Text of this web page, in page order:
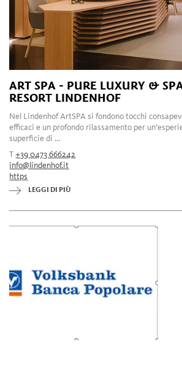
ART SPA - PURE LUXURY &
RESORT LINDENHOF
Nel Lindenhof ArtSPA si fondono tocchi
efficaci e un profondo rilassamento per
superficie di ...
T+39 0473 666242
info@lindenhof.it
https
LEGGI DI PIÙ